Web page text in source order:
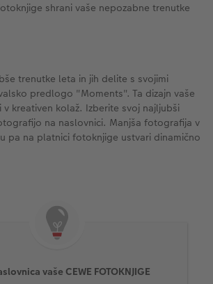
shrani vaše nepozabne trenutke
trenutke leta in jih delite s svojimi
predlogo "Moments". Ta dizajn vaše
kreativen kolaž. Izberite svoj najljubši
na naslovnici. Manjša fotografija v
pa na platnici fotoknjige ustvari dinamično
vaše CEWE FOTOKNJIGE